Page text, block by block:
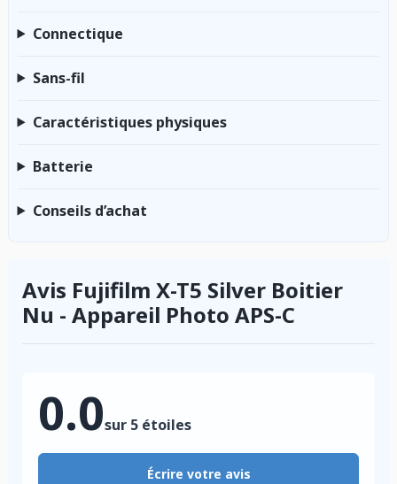
Connectique
Sans-fil
Caractéristiques physiques
Batterie
Conseils d’achat
Avis Fujifilm X-T5 Silver Boitier
Nu - Appareil Photo APS-C
0.0sur 5 étoiles
Écrire votre avis